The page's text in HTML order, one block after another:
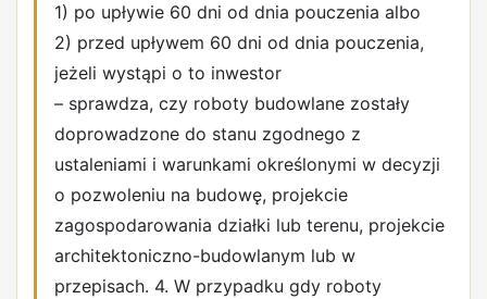
1) po upływie 60 dni od dnia pouczenia albo
2) przed upływem 60 dni od dnia pouczenia,
jeżeli wystąpi o to inwestor
– sprawdza, czy roboty budowlane zostały
doprowadzone do stanu zgodnego z
ustaleniami i warunkami określonymi w decyzji
o pozwoleniu na budowę, projekcie
zagospodarowania działki lub terenu, projekcie
architektoniczno-budowlanym lub w
przepisach. 4. W przypadku gdy roboty